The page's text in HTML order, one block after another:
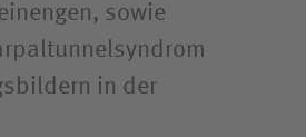
sowie
in der